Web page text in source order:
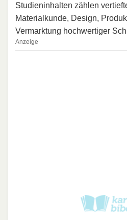
Studieninhalten zählen
Materialkunde, Design,
Vermarktung hochwertiger
Anzeige